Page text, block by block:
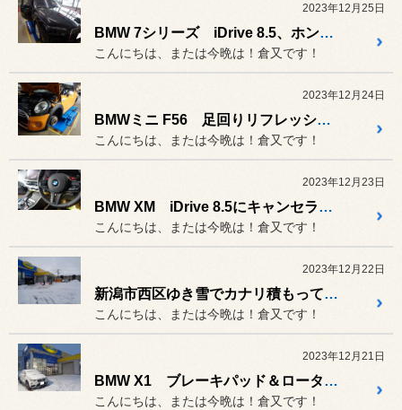
2023年12月25日
BMW 7シリーズ iDrive 8.5、ホンダ ヴェゼルハイブリッドにキャンセラー取付！
こんにちは、または今晩は！倉又です！
2023年12月24日
BMWミニ F56 足回りリフレッシュ！コニーショックへ交換！！
こんにちは、または今晩は！倉又です！
2023年12月23日
BMW XM iDrive 8.5にキャンセラー取付！
こんにちは、または今晩は！倉又です！
2023年12月22日
新潟市西区ゆき雪でカナリ積もってます！
こんにちは、または今晩は！倉又です！
2023年12月21日
BMW X1 ブレーキパッド＆ローター交換！
こんにちは、または今晩は！倉又です！